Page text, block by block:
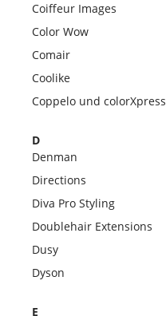
Coiffeur Images
Color Wow
Comair
Coolike
Coppelo und colorXpress
D
Denman
Directions
Diva Pro Styling
Doublehair Extensions
Dusy
Dyson
E